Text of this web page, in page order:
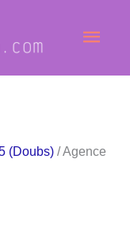
(Doubs) / Agence